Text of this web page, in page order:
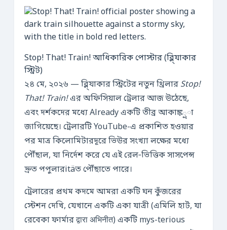
Stop! That! Train! আধিকারিক পোস্টার (ব্লি্যাকার
স্ট্রিট)
২৪ মে, ২০২৬ — ব্লি্যাকার স্ট্রিটের নতুন থ্রিলার Stop!
That! Train!এর অফিসিয়াল ট্রেলার আজ উঠেছে,
এবং দর্শকদের মধ্যে Already একটি তীব্র আকাঙ্ক్షা
জাগিয়েছে। ট্রেলারটি YouTube-এ প্রকাশিত হওয়ার
পর মাত্র কিলোমিটারদূরে ভিউর সংখ্যা লক্ষের মধ্যে
পৌঁছাল, যা নির্দেশ করে যে এই রেল‑ভিত্তিক সাসপেন্স
দ্রুত পপুলারitäত পৌঁছাতে পারে।
ট্রেলারের প্রথম কদমে আমরা একটি ঘন কুঁজরের
স্টেশন দেখি, যেখানে একটি একা যাত্রী (এমিলি হার্ট, যা
রেবেকা ফার্মার द्वारा अभिनीत) একটি mys-terious